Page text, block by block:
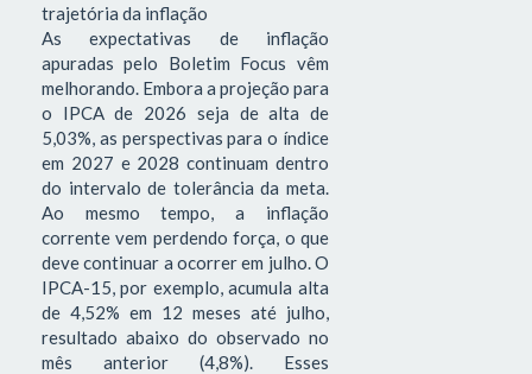
trajetória da inflação
As expectativas de inflação
apuradas pelo Boletim Focus vêm
melhorando. Embora a projeção para
o IPCA de 2026 seja de alta de
5,03%, as perspectivas para o índice
em 2027 e 2028 continuam dentro
do intervalo de tolerância da meta.
Ao mesmo tempo, a inflação
corrente vem perdendo força, o que
deve continuar a ocorrer em julho. O
IPCA-15, por exemplo, acumula alta
de 4,52% em 12 meses até julho,
resultado abaixo do observado no
mês anterior (4,8%). Esses